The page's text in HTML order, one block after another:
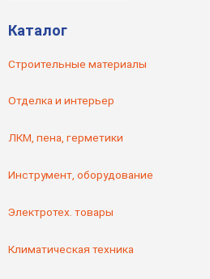
Каталог
Строительные материалы
Отделка и интерьер
ЛКМ, пена, герметики
Инструмент, оборудование
Электротех. товары
Климатическая техника